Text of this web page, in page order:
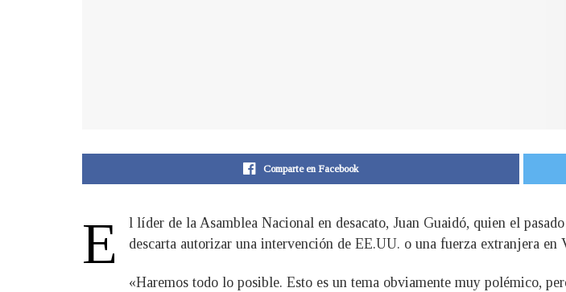
Comparte en Facebook
E
l líder de la Asamblea Nacional en desacato, Juan Guaidó, quien el
descarta autorizar una intervención de EE.UU. o una fuerza extranjera
«Haremos todo lo posible. Esto es un tema obviamente muy polémico,